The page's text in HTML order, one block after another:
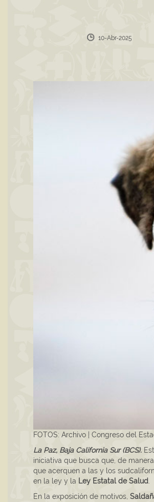
10-Abr-2025
FOTOS: Archivo | Congreso del
La Paz, Baja California Sur (BCS).
iniciativa que busca que, de
que acerquen a las y los
en la ley y la Ley Estatal de Salud.
En la exposición de motivos,